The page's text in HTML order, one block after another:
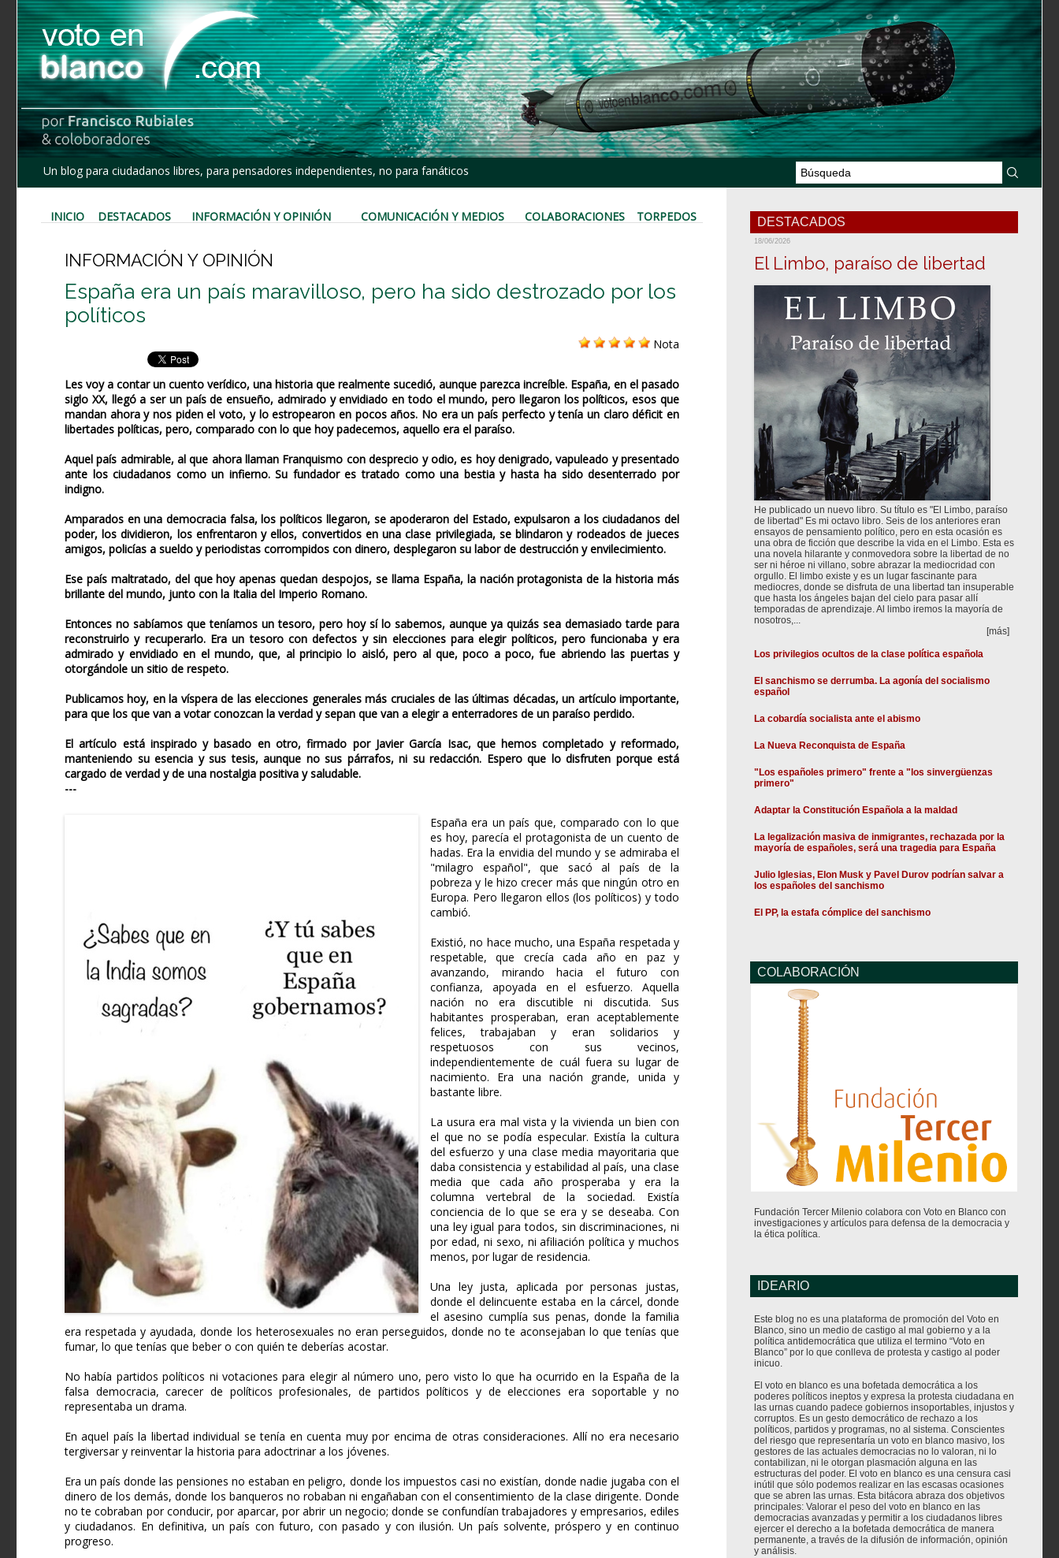
Un blog para ciudadanos libres, para pensadores independientes, no para fanáticos
INICIO DESTACADOS INFORMACIÓN Y OPINIÓN COMUNICACIÓN Y MEDIOS COLABORACIONES TORPEDOS
INFORMACIÓN Y OPINIÓN
España era un país maravilloso, pero ha sido destrozado por los
políticos
Nota
Les voy a contar un cuento verídico, una historia que realmente sucedió, aunque parezca increíble. España, en el pasado
siglo XX, llegó a ser un país de ensueño, admirado y envidiado en todo el mundo, pero llegaron los políticos, esos que
mandan ahora y nos piden el voto, y lo estropearon en pocos años. No era un país perfecto y tenía un claro déficit en
libertades políticas, pero, comparado con lo que hoy padecemos, aquello era el paraíso.
Aquel país admirable, al que ahora llaman Franquismo con desprecio y odio, es hoy denigrado, vapuleado y presentado
ante los ciudadanos como un infierno. Su fundador es tratado como una bestia y hasta ha sido desenterrado por
indigno.
Amparados en una democracia falsa, los políticos llegaron, se apoderaron del Estado, expulsaron a los ciudadanos del
poder, los dividieron, los enfrentaron y ellos, convertidos en una clase privilegiada, se blindaron y rodeados de jueces
amigos, policías a sueldo y periodistas corrompidos con dinero, desplegaron su labor de destrucción y envilecimiento.
Ese país maltratado, del que hoy apenas quedan despojos, se llama España, la nación protagonista de la historia más
brillante del mundo, junto con la Italia del Imperio Romano.
Entonces no sabíamos que teníamos un tesoro, pero hoy sí lo sabemos, aunque ya quizás sea demasiado tarde para
reconstruirlo y recuperarlo. Era un tesoro con defectos y sin elecciones para elegir políticos, pero funcionaba y era
admirado y envidiado en el mundo, que, al principio lo aisló, pero al que, poco a poco, fue abriendo las puertas y
otorgándole un sitio de respeto.
Publicamos hoy, en la víspera de las elecciones generales más cruciales de las últimas décadas, un artículo importante,
para que los que van a votar conozcan la verdad y sepan que van a elegir a enterradores de un paraíso perdido.
El artículo está inspirado y basado en otro, firmado por Javier García Isac, que hemos completado y reformado,
manteniendo su esencia y sus tesis, aunque no sus párrafos, ni su redacción. Espero que lo disfruten porque está
cargado de verdad y de una nostalgia positiva y saludable.
---
España era un país que, comparado con lo que
es hoy, parecía el protagonista de un cuento de
hadas. Era la envidia del mundo y se admiraba el
"milagro español", que sacó al país de la
pobreza y le hizo crecer más que ningún otro en
Europa. Pero llegaron ellos (los políticos) y todo
cambió.
Existió, no hace mucho, una España respetada y
respetable, que crecía cada año en paz y
avanzando, mirando hacia el futuro con
confianza, apoyada en el esfuerzo. Aquella
nación no era discutible ni discutida. Sus
habitantes prosperaban, eran aceptablemente
felices, trabajaban y eran solidarios y
respetuosos con sus vecinos,
independientemente de cuál fuera su lugar de
nacimiento. Era una nación grande, unida y
bastante libre.
La usura era mal vista y la vivienda un bien con
el que no se podía especular. Existía la cultura
del esfuerzo y una clase media mayoritaria que
daba consistencia y estabilidad al país, una clase
media que cada año prosperaba y era la
columna vertebral de la sociedad. Existía
conciencia de lo que se era y se deseaba. Con
una ley igual para todos, sin discriminaciones, ni
por edad, ni sexo, ni afiliación política y muchos
menos, por lugar de residencia.
Una ley justa, aplicada por personas justas,
donde el delincuente estaba en la cárcel, donde
el asesino cumplía sus penas, donde la familia
era respetada y ayudada, donde los heterosexuales no eran perseguidos, donde no te aconsejaban lo que tenías que
fumar, lo que tenías que beber o con quién te deberías acostar.
No había partidos políticos ni votaciones para elegir al número uno, pero visto lo que ha ocurrido en la España de la
falsa democracia, carecer de políticos profesionales, de partidos políticos y de elecciones era soportable y no
representaba un drama.
En aquel país la libertad individual se tenía en cuenta muy por encima de otras consideraciones. Allí no era necesario
tergiversar y reinventar la historia para adoctrinar a los jóvenes.
Era un país donde las pensiones no estaban en peligro, donde los impuestos casi no existían, donde nadie jugaba con el
dinero de los demás, donde los banqueros no robaban ni engañaban con el consentimiento de la clase dirigente. Donde
no te cobraban por conducir, por aparcar, por abrir un negocio; donde se confundían trabajadores y empresarios, ediles
y ciudadanos. En definitiva, un país con futuro, con pasado y con ilusión. Un país solvente, próspero y en continuo
progreso.
DESTACADOS
18/06/2026
El Limbo, paraíso de libertad
He publicado un nuevo libro. Su título es "El Limbo, paraíso
de libertad" Es mi octavo libro. Seis de los anteriores eran
ensayos de pensamiento político, pero en esta ocasión es
una obra de ficción que describe la vida en el Limbo. Esta es
una novela hilarante y conmovedora sobre la libertad de no
ser ni héroe ni villano, sobre abrazar la mediocridad con
orgullo. El limbo existe y es un lugar fascinante para
mediocres, donde se disfruta de una libertad tan insuperable
que hasta los ángeles bajan del cielo para pasar allí
temporadas de aprendizaje. Al limbo iremos la mayoría de
nosotros,...
[más]
Los privilegios ocultos de la clase política española
El sanchismo se derrumba. La agonía del socialismo
español
La cobardía socialista ante el abismo
La Nueva Reconquista de España
"Los españoles primero" frente a "los sinvergüenzas
primero"
Adaptar la Constitución Española a la maldad
La legalización masiva de inmigrantes, rechazada por la
mayoría de españoles, será una tragedia para España
Julio Iglesias, Elon Musk y Pavel Durov podrían salvar a
los españoles del sanchismo
El PP, la estafa cómplice del sanchismo
COLABORACIÓN
Fundación Tercer Milenio colabora con Voto en Blanco con
investigaciones y artículos para defensa de la democracia y
la ética política.
IDEARIO
Este blog no es una plataforma de promoción del Voto en
Blanco, sino un medio de castigo al mal gobierno y a la
política antidemocrática que utiliza el termino “Voto en
Blanco” por lo que conlleva de protesta y castigo al poder
inicuo.
El voto en blanco es una bofetada democrática a los
poderes políticos ineptos y expresa la protesta ciudadana en
las urnas cuando padece gobiernos insoportables, injustos y
corruptos. Es un gesto democrático de rechazo a los
políticos, partidos y programas, no al sistema. Conscientes
del riesgo que representaría un voto en blanco masivo, los
gestores de las actuales democracias no lo valoran, ni lo
contabilizan, ni le otorgan plasmación alguna en las
estructuras del poder. El voto en blanco es una censura casi
inútil que sólo podemos realizar en las escasas ocasiones
que se abren las urnas. Esta bitácora abraza dos objetivos
principales: Valorar el peso del voto en blanco en las
democracias avanzadas y permitir a los ciudadanos libres
ejercer el derecho a la bofetada democrática de manera
permanente, a través de la difusión de información, opinión
y análisis.